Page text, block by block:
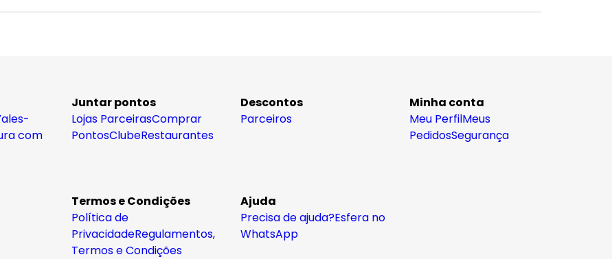
com
Juntar pontos
Lojas ParceirasComprar
PontosClubeRestaurantes
Descontos
Parceiros
Minha conta
Meu PerfilMeus
PedidosSegurança
Termos e Condições
Política de
PrivacidadeRegulamentos,
Termos e Condições
Ajuda
Precisa de ajuda?Esfera no
WhatsApp